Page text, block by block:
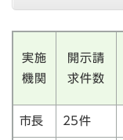
実施
機関
開示請
求件数
市長 25件